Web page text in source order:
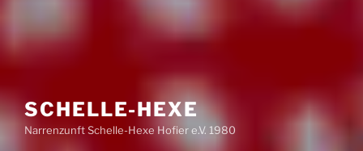
SCHELLE-HEXE
Narrenzunft Schelle-Hexe Hofier e.V. 1980